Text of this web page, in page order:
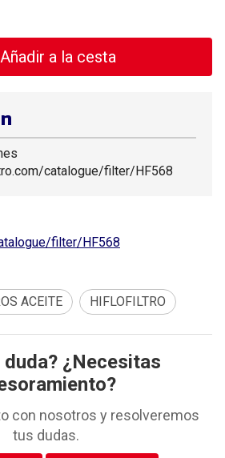
Añadir a la cesta
catalogue/filter/HF568
filter/HF568
ACEITE HIFLOFILTRO
duda? ¿Necesitas
con nosotros y resolveremos
tus dudas.